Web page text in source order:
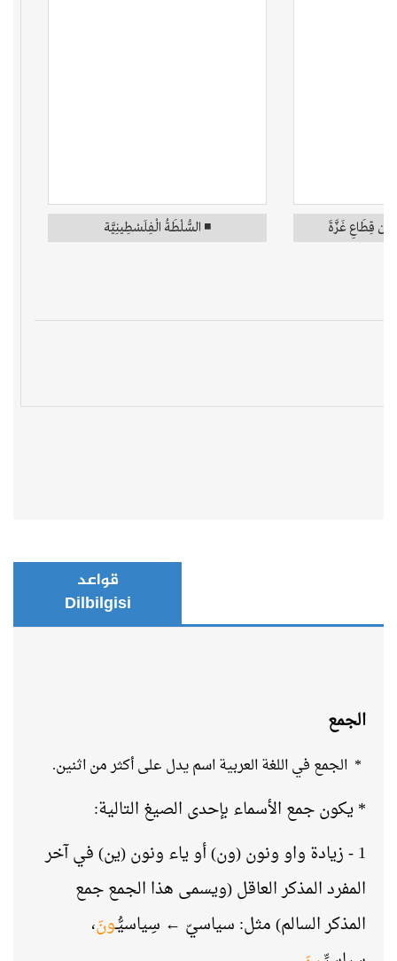
قواعد
Dilbilgisi
الجمع
* الجمع في اللغة العربية اسم يدل على أكثر من اثنين.
* يكون جمع الأسماء بإحدى الصيغ التالية:
1 - زيادة واو ونون (ون) أو ياء ونون (ين) في آخر
المفرد المذكر العاقل (ويسمى هذا الجمع جمع
المذكر السالم) مثل: سياسيّ ← سِياسيُّـونَ،